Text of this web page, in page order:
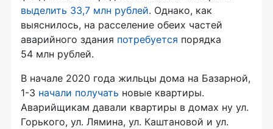
выделить 33,7 млн рублей. Однако, как
выяснилось, на расселение обеих частей
аварийного здания потребуется порядка
54 млн рублей.
В начале 2020 года жильцы дома на Базарной,
1-3 начали получать новые квартиры.
Аварийщикам давали квартиры в домах ну ул.
Горького, ул. Лямина, ул. Каштановой и ул.